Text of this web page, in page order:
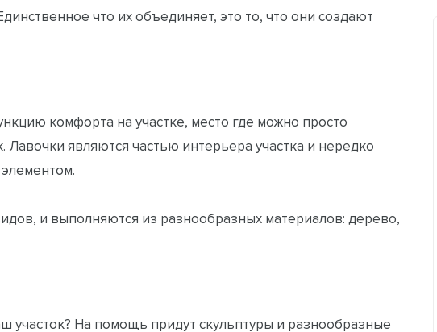
что их объединяет, это то, что они создают
комфорта на участке, место где можно просто
Лавочки являются частью интерьера участка и нередко
и выполняются из разнообразных материалов: дерево,
участок? На помощь придут скульптуры и разнообразные